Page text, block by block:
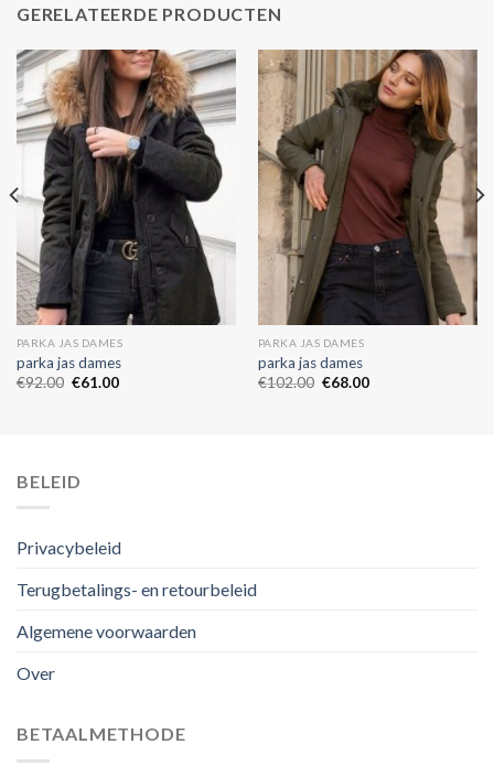
GERELATEERDE PRODUCTEN
PARKA JAS DAMES
parka jas dames
€92.00 €61.00
PARKA JAS DAMES
parka jas dames
€102.00 €68.00
BELEID
Privacybeleid
Terugbetalings- en retourbeleid
Algemene voorwaarden
Over
BETAALMETHODE